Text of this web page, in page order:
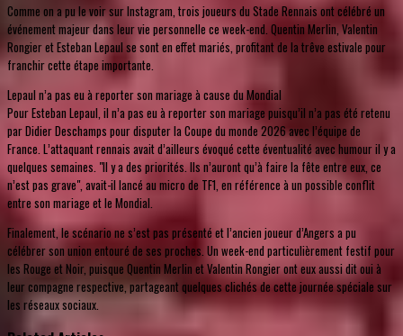
Comme on a pu le voir sur Instagram, trois joueurs du Stade Rennais ont célébré un
événement majeur dans leur vie personnelle ce week-end. Quentin Merlin, Valentin
Rongier et Esteban Lepaul se sont en effet mariés, profitant de la trêve estivale pour
franchir cette étape importante.
Lepaul n’a pas eu à reporter son mariage à cause du Mondial
Pour Esteban Lepaul, il n’a pas eu à reporter son mariage puisqu’il n’a pas été retenu
par Didier Deschamps pour disputer la Coupe du monde 2026 avec l’équipe de
France. L’attaquant rennais avait d’ailleurs évoqué cette éventualité avec humour il y a
quelques semaines. "Il y a des priorités. Ils n’auront qu’à faire la fête entre eux, ce
n’est pas grave", avait-il lancé au micro de TF1, en référence à un possible conflit
entre son mariage et le Mondial.
Finalement, le scénario ne s’est pas présenté et l’ancien joueur d’Angers a pu
célébrer son union entouré de ses proches. Un week-end particulièrement festif pour
les Rouge et Noir, puisque Quentin Merlin et Valentin Rongier ont eux aussi dit oui à
leur compagne respective, partageant quelques clichés de cette journée spéciale sur
les réseaux sociaux.